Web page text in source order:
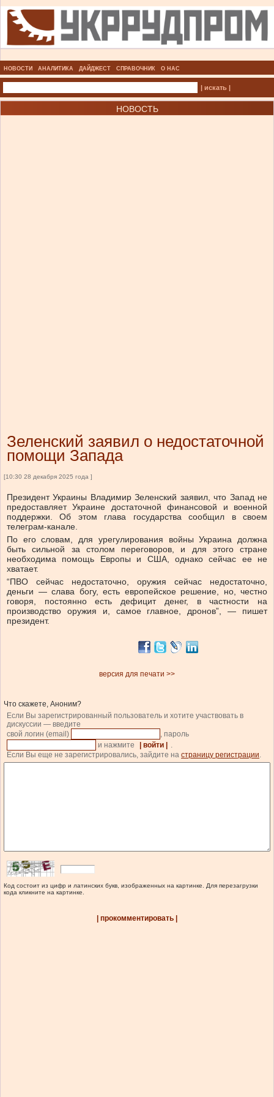
НОВОСТИ АНАЛИТИКА ДАЙДЖЕСТ СПРАВОЧНИК О НАС
| искать |
НОВОСТЬ
Зеленский заявил о недостаточной
помощи Запада
[10:30 28 декабря 2025 года ]
Президент Украины Владимир Зеленский заявил, что Запад не
предоставляет Украине достаточной финансовой и военной
поддержки. Об этом глава государства сообщил в своем
телеграм-канале.
По его словам, для урегулирования войны Украина должна
быть сильной за столом переговоров, и для этого стране
необходима помощь Европы и США, однако сейчас ее не
хватает.
“ПВО сейчас недостаточно, оружия сейчас недостаточно,
деньги — слава богу, есть европейское решение, но, честно
говоря, постоянно есть дефицит денег, в частности на
производство оружия и, самое главное, дронов”, — пишет
президент.
версия для печати >>
Что скажете, Аноним?
Если Вы зарегистрированный пользователь и хотите участвовать в
дискуссии — введите
свой логин (email)
, пароль
и нажмите
| войти |
.
Если Вы еще не зарегистрировались, зайдите на страницу регистрации.
Код состоит из цифр и латинских букв, изображенных на картинке. Для перезагрузки
кода кликните на картинке.
| прокомментировать |